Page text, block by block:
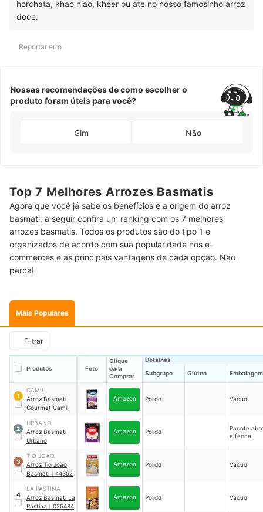
horchata, khao niao, kheer ou até no nosso famosinho arroz
doce.
Reportar erro
Nossas recomendações de como escolher o
produto foram úteis para você?
Sim Não
Top 7 Melhores Arrozes Basmatis
Agora que você já sabe os benefícios e a origem do arroz
basmati, a seguir confira um ranking com os 7 melhores
arrozes basmatis. Todos os produtos são do tipo 1 e
organizados de acordo com sua popularidade nos e-
commerces e as principais vantagens de cada opção. Não
perca!
Mais Populares
Filtrar
Produtos Foto
Clique
para
Comprar
Detalhes
Subgrupo
Glúten Embalagem
1
CAMIL
Arroz Basmati
Gourmet Camil
Amazon Polido Vácuo
2
URBANO
Arroz Basmati
Urbano
Amazon Polido
Pacote
e fecha
3
TIO JOÃO
Arroz Tio João
Basmati ｜ 44352
Amazon Polido Vácuo
4
LA PASTINA
Arroz Basmati La
Pastina ｜ 025484
Amazon Polido Vácuo